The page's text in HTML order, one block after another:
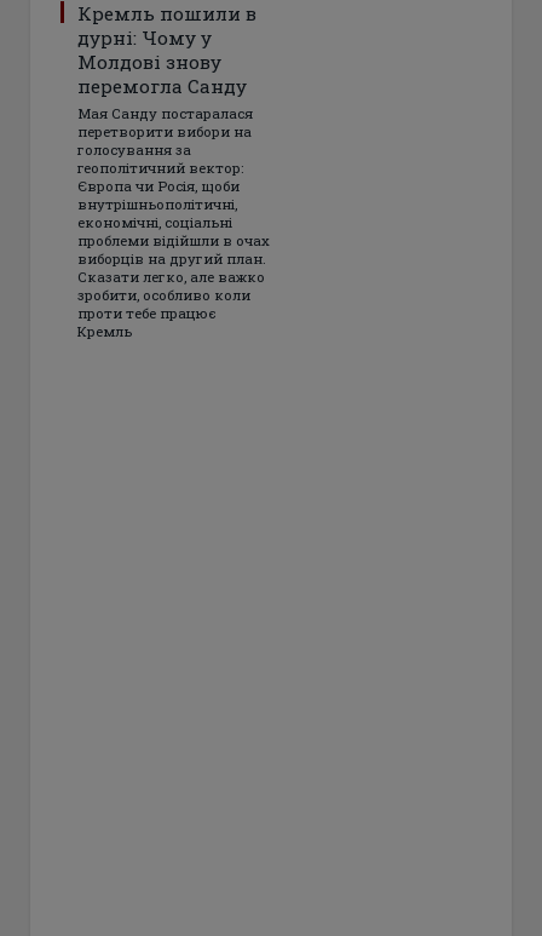
Кремль пошили в
дурні: Чому у
Молдові знову
перемогла Санду
Мая Санду постаралася
перетворити вибори на
голосування за
геополітичний вектор:
Європа чи Росія, щоби
внутрішньополітичні,
економічні, соціальні
проблеми відійшли в очах
виборців на другий план.
Сказати легко, але важко
зробити, особливо коли
проти тебе працює
Кремль